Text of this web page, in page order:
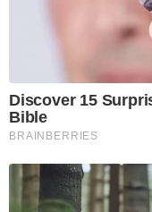
Discover 15
Bible
BRAINBERRIES